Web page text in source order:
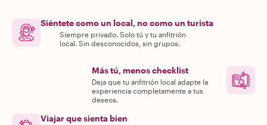
Siéntete como un local, no como un turista
Siempre privado. Solo tú y tu anfitrión
local. Sin desconocidos, sin grupos.
Más tú, menos checklist
Deja que tu anfitrión local adapte la
experiencia completamente a tus
deseos.
Viajar que sienta bien